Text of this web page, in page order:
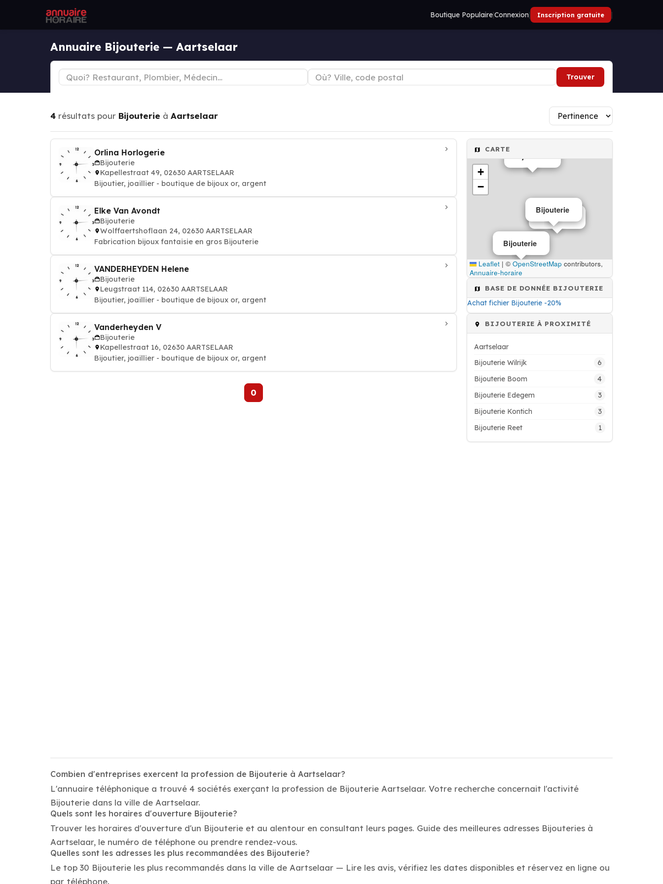
Boutique Populaire|Connexion| Inscription gratuite |
Annuaire Bijouterie — Aartselaar
Trouver
4 résultats pour Bijouterie à Aartselaar
Orlina Horlogerie
Bijouterie
Kapellestraat 49, 02630 AARTSELAAR
Bijoutier, joaillier - boutique de bijoux or, argent
Elke Van Avondt
Bijouterie
Wolffaertshoflaan 24, 02630 AARTSELAAR
Fabrication bijoux fantaisie en gros Bijouterie
VANDERHEYDEN Helene
Bijouterie
Leugstraat 114, 02630 AARTSELAAR
Bijoutier, joaillier - boutique de bijoux or, argent
Vanderheyden V
Bijouterie
Kapellestraat 16, 02630 AARTSELAAR
Bijoutier, joaillier - boutique de bijoux or, argent
0
CARTE
Bijouterie
Bijouterie
Bijouterie
+
−
Leaflet | © OpenStreetMap contributors,
Annuaire-horaire
BASE DE DONNÉE BIJOUTERIE
Achat fichier Bijouterie -20%
BIJOUTERIE À PROXIMITÉ
Aartselaar
Bijouterie Wilrijk
6
Bijouterie Boom 4
Bijouterie Edegem 3
Bijouterie Kontich 3
Bijouterie Reet 1
Combien d'entreprises exercent la profession de Bijouterie à Aartselaar?
L'annuaire téléphonique a trouvé 4 sociétés exerçant la profession de Bijouterie Aartselaar. Votre recherche concernait l'activité
Bijouterie dans la ville de Aartselaar.
Quels sont les horaires d'ouverture Bijouterie?
Trouver les horaires d'ouverture d'un Bijouterie et au alentour en consultant leurs pages. Guide des meilleures adresses Bijouteries à
Aartselaar, le numéro de téléphone ou prendre rendez-vous.
Quelles sont les adresses les plus recommandées des Bijouterie?
Le top 30 Bijouterie les plus recommandés dans la ville de Aartselaar — Lire les avis, vérifiez les dates disponibles et réservez en ligne ou
par téléphone.